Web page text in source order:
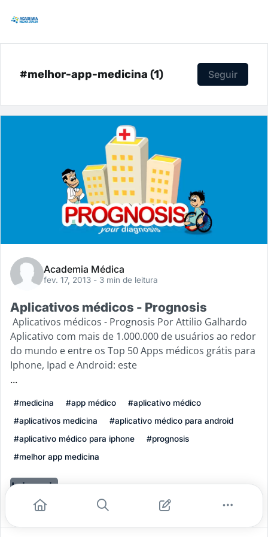
#melhor-app-medicina (1) Seguir
Academia Médica
fev. 17, 2013 - 3 min de leitura
Aplicativos médicos - Prognosis
Aplicativos médicos - Prognosis Por Attilio Galhardo
Aplicativo com mais de 1.000.000 de usuários ao redor
do mundo e entre os Top 50 Apps médicos grátis para
Iphone, Ipad e Android: este
...
#medicina #app médico
#aplicativo médico
#aplicativos medicina
#aplicativo médico para android
#aplicativo médico para iphone
#prognosis
#melhor app medicina
Leia mais